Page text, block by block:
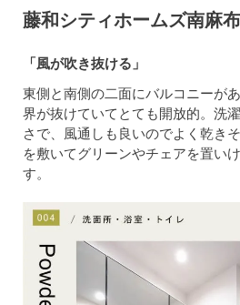
藤和シティホームズ南麻
「風が吹き抜ける」
東側と南側の二面にバルコニーが
界が抜けていてとても開放的。洗
さで、風通しも良いのでよく乾き
を敷いてグリーンやチェアを置い
す。